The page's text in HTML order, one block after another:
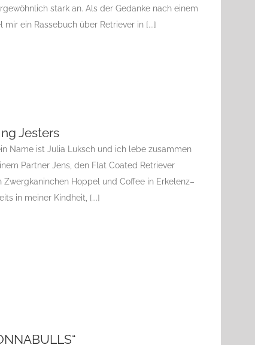
stark an. Als der Gedanke nach einem
ein Rassebuch über Retriever in [...]
Jesters
Name ist Julia Luksch und ich lebe zusammen
Partner Jens, den Flat Coated Retriever
Hoppel und Coffee in Erkelenz–
in meiner Kindheit, [...]